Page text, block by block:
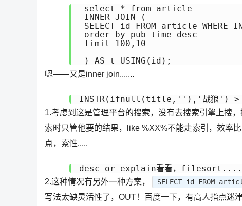
select * from article
INNER JOIN (
SELECT id FROM article
order by pub_time desc
limit 100,10
) AS t USING(id);
嗯——又是inner join.......
INSTR(ifnull(title,''),'战狼') >
1.考虑到这是管理平台的搜索，没有去搜索引擎上搜
索时只管他要的结果，like %XX%不能走索引，效率
点，索性.....
desc or explain看看，filesort.....
2.这种情况有另外一种方案， SELECT id FROM
写法太缺灵活性了，OUT！百度一下，有高人指点迷